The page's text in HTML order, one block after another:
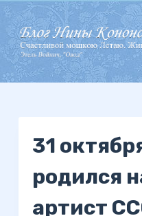
П
е
р
е
й
31
родился
артист